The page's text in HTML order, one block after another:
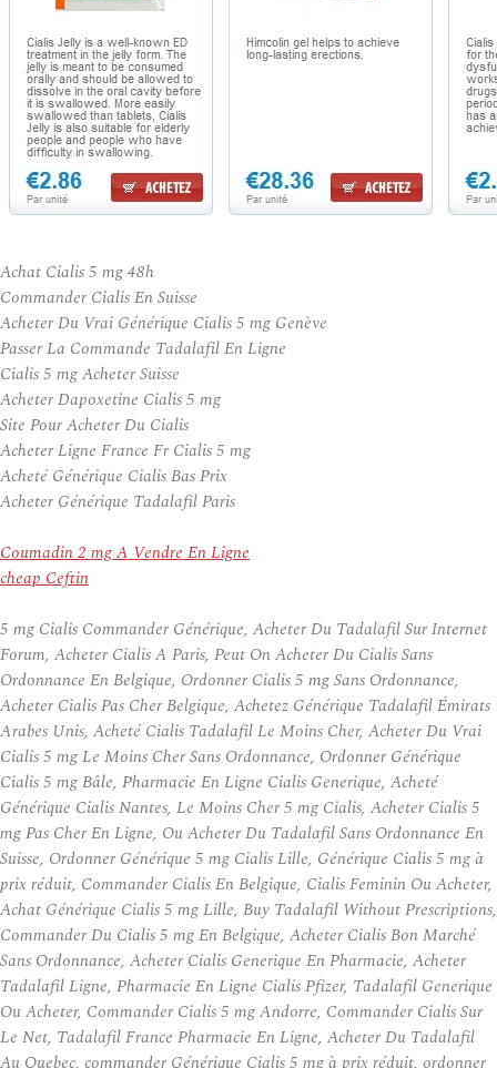
Achat Cialis 5 mg 48h
Commander Cialis En Suisse
Acheter Du Vrai Générique Cialis 5 mg Genève
Passer La Commande Tadalafil En Ligne
Cialis 5 mg Acheter Suisse
Acheter Dapoxetine Cialis 5 mg
Site Pour Acheter Du Cialis
Acheter Ligne France Fr Cialis 5 mg
Acheté Générique Cialis Bas Prix
Acheter Générique Tadalafil Paris
Coumadin 2 mg A Vendre En Ligne
cheap Ceftin
5 mg Cialis Commander Générique, Acheter Du Tadalafil Sur Internet
Forum, Acheter Cialis A Paris, Peut On Acheter Du Cialis Sans
Ordonnance En Belgique, Ordonner Cialis 5 mg Sans Ordonnance,
Acheter Cialis Pas Cher Belgique, Achetez Générique Tadalafil Émirats
Arabes Unis, Acheté Cialis Tadalafil Le Moins Cher, Acheter Du Vrai
Cialis 5 mg Le Moins Cher Sans Ordonnance, Ordonner Générique
Cialis 5 mg Bâle, Pharmacie En Ligne Cialis Generique, Acheté
Générique Cialis Nantes, Le Moins Cher 5 mg Cialis, Acheter Cialis 5
mg Pas Cher En Ligne, Ou Acheter Du Tadalafil Sans Ordonnance En
Suisse, Ordonner Générique 5 mg Cialis Lille, Générique Cialis 5 mg à
prix réduit, Commander Cialis En Belgique, Cialis Feminin Ou Acheter,
Achat Générique Cialis 5 mg Lille, Buy Tadalafil Without Prescriptions,
Commander Du Cialis 5 mg En Belgique, Acheter Cialis Bon Marché
Sans Ordonnance, Acheter Cialis Generique En Pharmacie, Acheter
Tadalafil Ligne, Pharmacie En Ligne Cialis Pfizer, Tadalafil Generique
Ou Acheter, Commander Cialis 5 mg Andorre, Commander Cialis Sur
Le Net, Tadalafil France Pharmacie En Ligne, Acheter Du Tadalafil